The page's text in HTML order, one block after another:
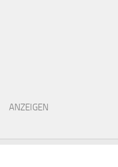
ANZEIGEN